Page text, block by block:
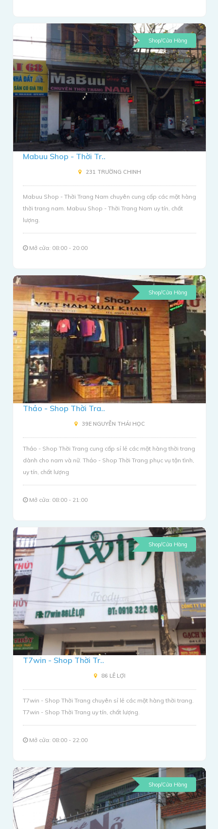
Shop/Cửa Hàng
Mabuu Shop - Thời Tr..
231 TRƯỜNG CHINH
Mabuu Shop - Thời Trang Nam chuyên cung cấp các mặt hàng
thời trang nam. Mabuu Shop - Thời Trang Nam uy tín, chất
lượng.
Mở cửa: 08:00 - 20:00
Shop/Cửa Hàng
Thảo - Shop Thời Tra..
39E NGUYỄN THÁI HỌC
Thảo - Shop Thời Trang cung cấp sỉ lẻ các mặt hàng thời trang
dành cho nam và nữ. Thảo - Shop Thời Trang phục vụ tận tình,
uy tín, chất lượng
Mở cửa: 08:00 - 21:00
Shop/Cửa Hàng
T7win - Shop Thời Tr..
86 LÊ LỢI
T7win - Shop Thời Trang chuyên sỉ lẻ các mặt hàng thời trang.
T7win - Shop Thời Trang uy tín, chất lượng.
Mở cửa: 08:00 - 22:00
Shop/Cửa Hàng